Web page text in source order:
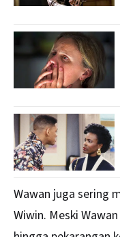
Wawan juga sering
Wiwin. Meski